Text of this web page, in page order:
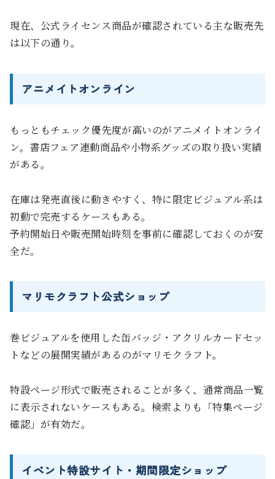
現在、公式ライセンス商品が確認されている主な販売先
は以下の通り。
アニメイトオンライン
もっともチェック優先度が高いのがアニメイトオンライ
ン。書店フェア連動商品や小物系グッズの取り扱い実績
がある。
在庫は発売直後に動きやすく、特に限定ビジュアル系は
初動で完売するケースもある。
予約開始日や販売開始時刻を事前に確認しておくのが安
全だ。
マリモクラフト公式ショップ
巻ビジュアルを使用した缶バッジ・アクリルカードセッ
トなどの展開実績があるのがマリモクラフト。
特設ページ形式で販売されることが多く、通常商品一覧
に表示されないケースもある。検索よりも「特集ページ
確認」が有効だ。
イベント特設サイト・期間限定ショップ